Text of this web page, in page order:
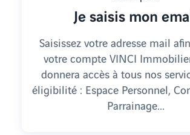
Je saisis mon
Saisissez votre adresse mail
votre compte VINCI
donnera accès à tous nos
éligibilité : Espace Personnel,
Parrainage...